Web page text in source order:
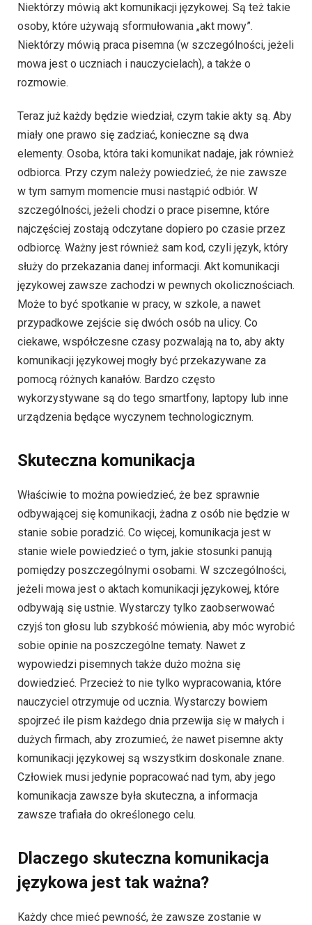
Niektórzy mówią akt komunikacji językowej. Są też takie
osoby, które używają sformułowania „akt mowy”.
Niektórzy mówią praca pisemna (w szczególności, jeżeli
mowa jest o uczniach i nauczycielach), a także o
rozmowie.
Teraz już każdy będzie wiedział, czym takie akty są. Aby
miały one prawo się zadziać, konieczne są dwa
elementy. Osoba, która taki komunikat nadaje, jak również
odbiorca. Przy czym należy powiedzieć, że nie zawsze
w tym samym momencie musi nastąpić odbiór. W
szczególności, jeżeli chodzi o prace pisemne, które
najczęściej zostają odczytane dopiero po czasie przez
odbiorcę. Ważny jest również sam kod, czyli język, który
służy do przekazania danej informacji. Akt komunikacji
językowej zawsze zachodzi w pewnych okolicznościach.
Może to być spotkanie w pracy, w szkole, a nawet
przypadkowe zejście się dwóch osób na ulicy. Co
ciekawe, współczesne czasy pozwalają na to, aby akty
komunikacji językowej mogły być przekazywane za
pomocą różnych kanałów. Bardzo często
wykorzystywane są do tego smartfony, laptopy lub inne
urządzenia będące wyczynem technologicznym.
Skuteczna komunikacja
Właściwie to można powiedzieć, że bez sprawnie
odbywającej się komunikacji, żadna z osób nie będzie w
stanie sobie poradzić. Co więcej, komunikacja jest w
stanie wiele powiedzieć o tym, jakie stosunki panują
pomiędzy poszczególnymi osobami. W szczególności,
jeżeli mowa jest o aktach komunikacji językowej, które
odbywają się ustnie. Wystarczy tylko zaobserwować
czyjś ton głosu lub szybkość mówienia, aby móc wyrobić
sobie opinie na poszczególne tematy. Nawet z
wypowiedzi pisemnych także dużo można się
dowiedzieć. Przecież to nie tylko wypracowania, które
nauczyciel otrzymuje od ucznia. Wystarczy bowiem
spojrzeć ile pism każdego dnia przewija się w małych i
dużych firmach, aby zrozumieć, że nawet pisemne akty
komunikacji językowej są wszystkim doskonale znane.
Człowiek musi jedynie popracować nad tym, aby jego
komunikacja zawsze była skuteczna, a informacja
zawsze trafiała do określonego celu.
Dlaczego skuteczna komunikacja
językowa jest tak ważna?
Każdy chce mieć pewność, że zawsze zostanie w